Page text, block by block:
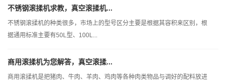
不锈钢滚揉机求教，真空滚揉机...
不锈钢滚揉机的种类很多，市场上的型号区分主要是根据其容积来区别，根
据通用标准主要有50L型、100L...
商用滚揉机为您解答，真空滚揉...
商用滚揉机是把猪肉、牛肉、羊肉、鸡肉等各种肉类物品与调好的配料放进